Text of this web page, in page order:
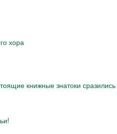
хора
книжные знатоки сразились